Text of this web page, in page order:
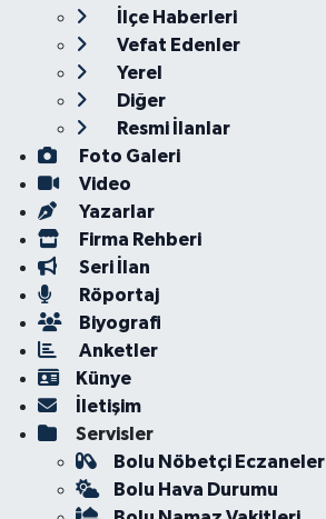
İlçe Haberleri
Vefat Edenler
Yerel
Diğer
Resmi İlanlar
Foto Galeri
Video
Yazarlar
Firma Rehberi
Seri İlan
Röportaj
Biyografi
Anketler
Künye
İletişim
Servisler
Bolu Nöbetçi Eczaneler
Bolu Hava Durumu